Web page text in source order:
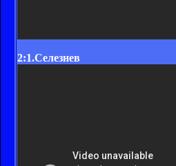
2:1.Селезнев